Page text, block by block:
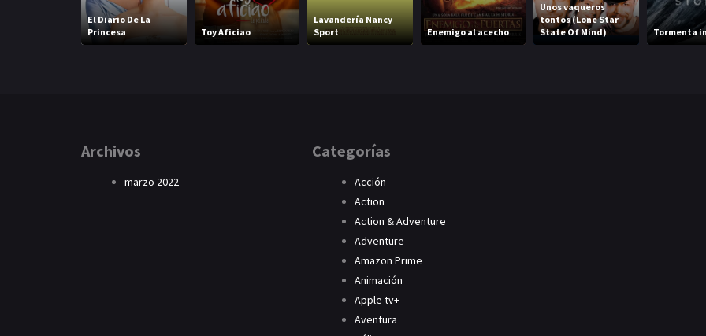
El Diario De La
Princesa
Toy Aficiao
Lavandería Nancy
Sport
Enemigo al acecho
Unos vaqueros
tontos (Lone Star
State Of Mind)
Tormenta
Archivos
marzo 2022
Categorías
Acción
Action
Action & Adventure
Adventure
Amazon Prime
Animación
Apple tv+
Aventura